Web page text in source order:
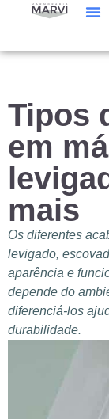
Tipos
em
mais
Os diferentes
levigado,
aparência e
depende do
diferenciá-los
durabilidade.